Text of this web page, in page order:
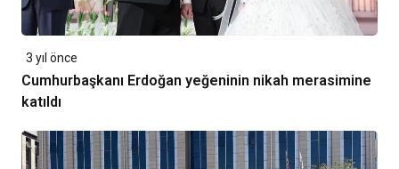
3 yıl önce
Cumhurbaşkanı Erdoğan yeğeninin nikah merasimine
katıldı